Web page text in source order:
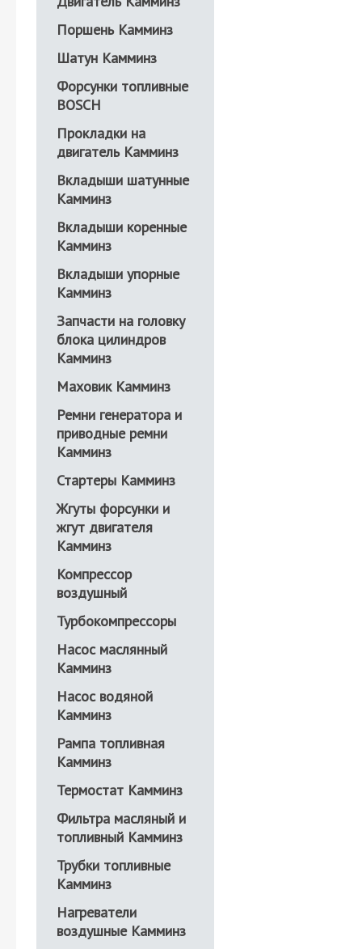
Поршень Камминз
Шатун Камминз
Форсунки топливные
BOSCH
Прокладки на
двигатель Камминз
Вкладыши шатунные
Камминз
Вкладыши коренные
Камминз
Вкладыши упорные
Камминз
Запчасти на головку
блока цилиндров
Камминз
Маховик Камминз
Ремни генератора и
приводные ремни
Камминз
Стартеры Камминз
Жгуты форсунки и
жгут двигателя
Камминз
Компрессор
воздушный
Турбокомпрессоры
Насос маслянный
Камминз
Насос водяной
Камминз
Рампа топливная
Камминз
Термостат Камминз
Фильтра масляный и
топливный Камминз
Трубки топливные
Камминз
Нагреватели
воздушные Камминз